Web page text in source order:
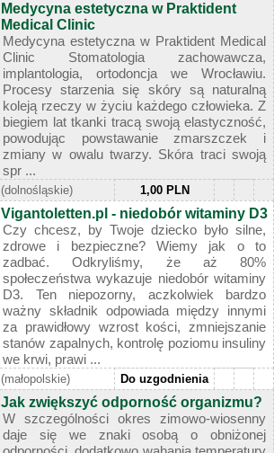
Medycyna estetyczna w Praktident
Medical Clinic
Medycyna estetyczna w Praktident Medical
Clinic Stomatologia zachowawcza,
implantologia, ortodoncja we Wrocławiu.
Procesy starzenia się skóry są naturalną
koleją rzeczy w życiu każdego człowieka. Z
biegiem lat tkanki tracą swoją elastyczność,
powodując powstawanie zmarszczek i
zmiany w owalu twarzy. Skóra traci swoją
spr ...
(dolnośląskie) 1,00 PLN
Vigantoletten.pl - niedobór witaminy D3
Czy chcesz, by Twoje dziecko było silne,
zdrowe i bezpieczne? Wiemy jak o to
zadbać. Odkryliśmy, że aż 80%
społeczeństwa wykazuje niedobór witaminy
D3. Ten niepozorny, aczkolwiek bardzo
ważny składnik odpowiada między innymi
za prawidłowy wzrost kości, zmniejszanie
stanów zapalnych, kontrolę poziomu insuliny
we krwi, prawi ...
(małopolskie) Do uzgodnienia
Jak zwiększyć odporność organizmu?
W szczególności okres zimowo-wiosenny
daje się we znaki osobą o obniżonej